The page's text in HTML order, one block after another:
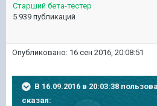
Старший бета-тестер
5 939 публикаций
Опубликовано: 16 сен 2016, 20:08:51
В 16.09.2016 в 20:03:38
сказал: